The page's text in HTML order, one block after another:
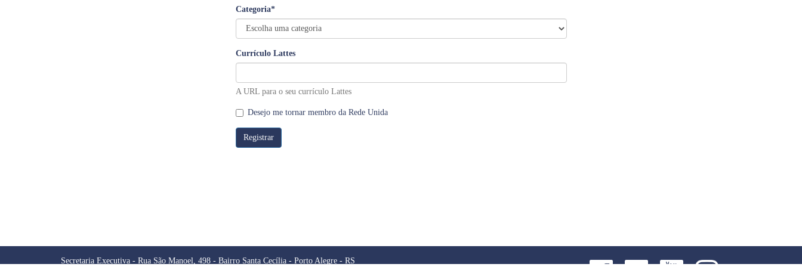
Categoria*
Currículo Lattes
A URL para o seu currículo Lattes
Desejo me tornar membro da Rede Unida
Secretaria Executiva - Rua São Manoel, 498 - Bairro Santa Cecília - Porto Alegre - RS